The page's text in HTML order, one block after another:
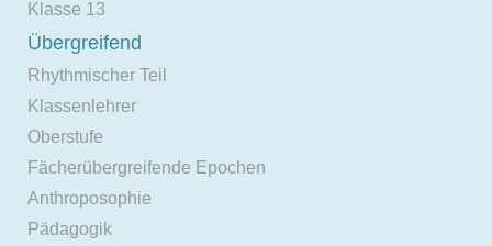
Klasse 13
Übergreifend
Rhythmischer Teil
Klassenlehrer
Oberstufe
Fächerübergreifende Epochen
Anthroposophie
Pädagogik